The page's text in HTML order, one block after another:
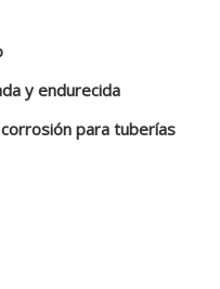
y endurecida
para tuberías